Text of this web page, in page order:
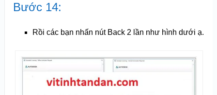
Bước 14:
Rồi các bạn nhấn nút Back 2 lần như hình dưới ạ.